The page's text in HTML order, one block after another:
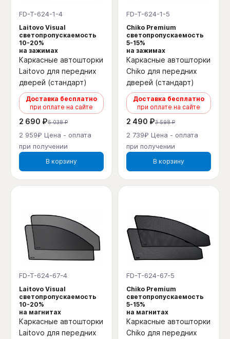
FD-T-624-1-4
Laitovo Visual
светопропускаемость
10-20%
на зажимах
Каркасные автошторки
Laitovo для передних
дверей (стандарт)
Доставка бесплатно
при оплате на сайте
2 690 ₽5 038 ₽
2 959₽ Цена - оплата
при получении
В корзину
FD-T-624-1-5
Chiko Premium
светопропускаемость
5-15%
на зажимах
Каркасные автошторки
Chiko для передних
дверей (стандарт)
Доставка бесплатно
при оплате на сайте
2 490 ₽3 598 ₽
2 739₽ Цена - оплата
при получении
В корзину
FD-T-624-67-4
Laitovo Visual
светопропускаемость
10-20%
на магнитах
Каркасные автошторки
Laitovo для передних
FD-T-624-67-5
Chiko Premium
светопропускаемость
5-15%
на магнитах
Каркасные автошторки
Chiko для передних